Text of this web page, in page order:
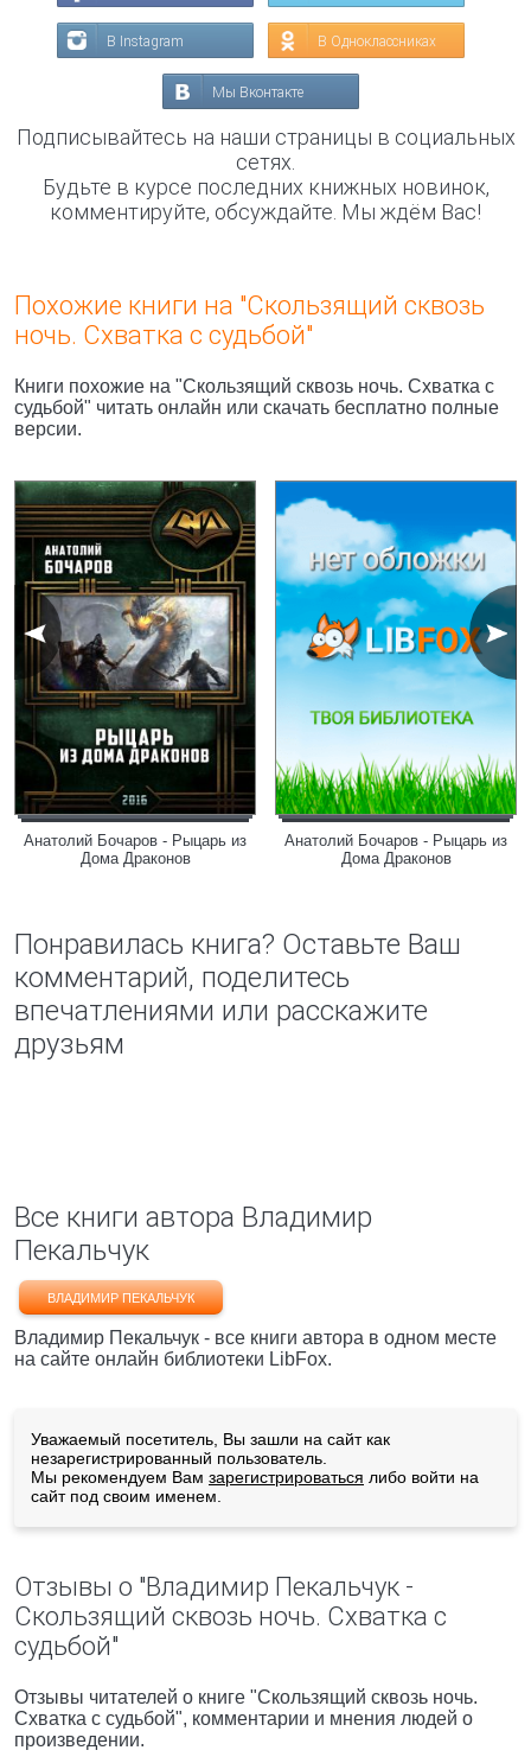
В Instagram В Одноклассниках
Мы Вконтакте
Подписывайтесь на наши страницы в социальных
сетях.
Будьте в курсе последних книжных новинок,
комментируйте, обсуждайте. Мы ждём Вас!
Похожие книги на "Скользящий сквозь
ночь. Схватка с судьбой"
Книги похожие на "Скользящий сквозь ночь. Схватка с
судьбой" читать онлайн или скачать бесплатно полные
версии.
Анатолий Бочаров - Рыцарь из
Дома Драконов
Анатолий Бочаров - Рыцарь из
Дома Драконов
Понравилась книга? Оставьте Ваш
комментарий, поделитесь
впечатлениями или расскажите
друзьям
Все книги автора Владимир
Пекальчук
ВЛАДИМИР ПЕКАЛЬЧУК
Владимир Пекальчук - все книги автора в одном месте
на сайте онлайн библиотеки LibFox.
Уважаемый посетитель, Вы зашли на сайт как
незарегистрированный пользователь.
Мы рекомендуем Вам зарегистрироваться либо войти на
сайт под своим именем.
Отзывы о "Владимир Пекальчук -
Скользящий сквозь ночь. Схватка с
судьбой"
Отзывы читателей о книге "Скользящий сквозь ночь.
Схватка с судьбой", комментарии и мнения людей о
произведении.